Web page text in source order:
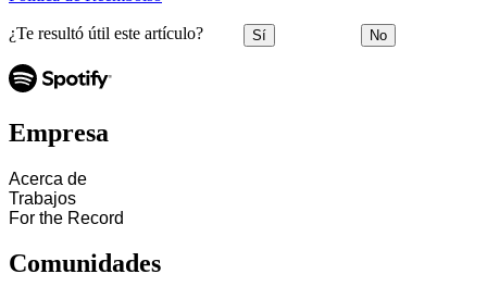
¿Te resultó útil este artículo? Sí No
Empresa
Acerca de
Trabajos
For the Record
Comunidades